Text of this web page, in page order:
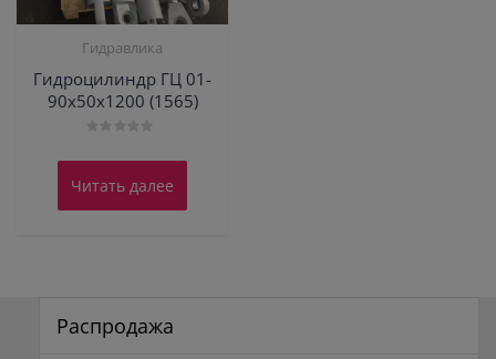
Гидравлика
Гидроцилиндр ГЦ 01-
90х50х1200 (1565)
0
5
Читать далее
Распродажа